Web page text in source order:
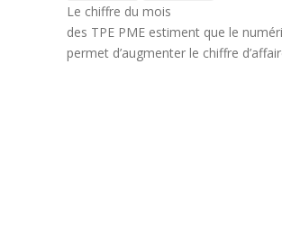
Le chiffre du mois
des TPE PME estiment que le
permet d’augmenter le chiffre